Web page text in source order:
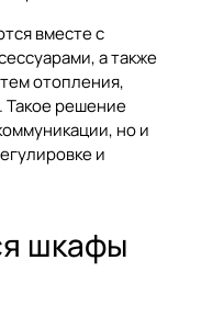
вместе с
, а также
отопления,
Такое решение
но и
и
шкафы